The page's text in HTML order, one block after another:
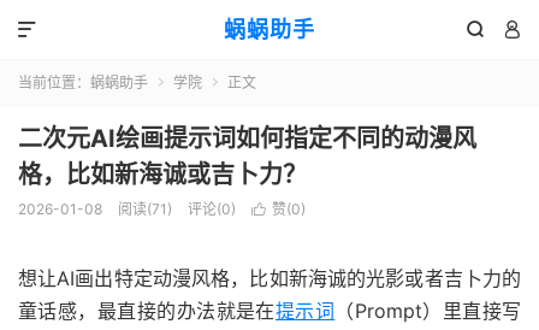
蜗蜗助手  

当前位置： 蜗蜗助手  学院  正文
二次元AI绘画提示词如何指定不同的动漫风
格，比如新海诚或吉卜力？
2026-01-08 阅读(71 ) 评论(0)  赞(0)
想让AI画出特定动漫风格，比如新海诚的光影或者吉卜力的
童话感，最直接的办法就是在提示词
（Prompt）里直接写